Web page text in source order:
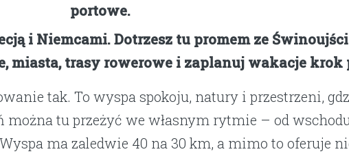
portowe.
i Niemcami. Dotrzesz tu promem ze
miasta, trasy rowerowe i zaplanuj wakacje krok
tak. To wyspa spokoju, natury i przestrzeni,
tu przeżyć we własnym rytmie – od
ma zaledwie 40 na 30 km, a mimo to oferuje